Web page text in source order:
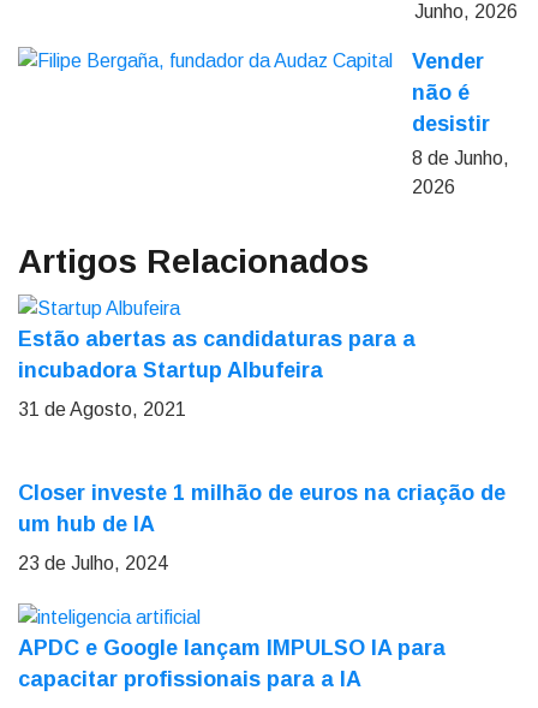
Junho, 2026
Vender
não é
desistir
8 de Junho,
2026
Artigos Relacionados
Estão abertas as candidaturas para a
incubadora Startup Albufeira
31 de Agosto, 2021
Closer investe 1 milhão de euros na criação de
um hub de IA
23 de Julho, 2024
APDC e Google lançam IMPULSO IA para
capacitar profissionais para a IA